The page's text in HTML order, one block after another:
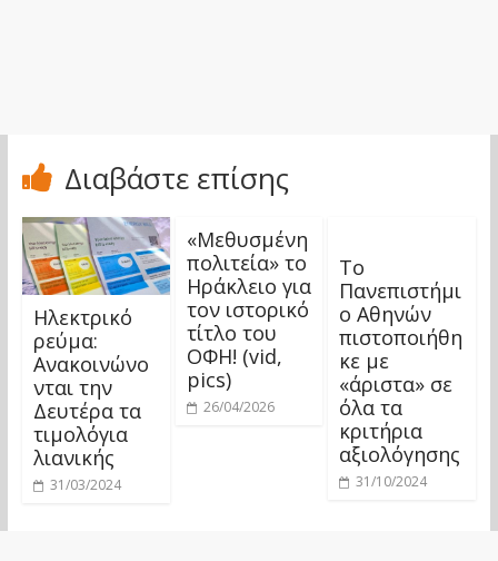
Διαβάστε επίσης
Ηλεκτρικό
ρεύμα:
Ανακοινώνο
νται την
Δευτέρα τα
τιμολόγια
λιανικής
31/03/2024
«Μεθυσμένη
πολιτεία» το
Ηράκλειο για
τον ιστορικό
τίτλο του
ΟΦΗ! (vid,
pics)
26/04/2026
Το
Πανεπιστήμι
ο Αθηνών
πιστοποιήθη
κε με
«άριστα» σε
όλα τα
κριτήρια
αξιολόγησης
31/10/2024